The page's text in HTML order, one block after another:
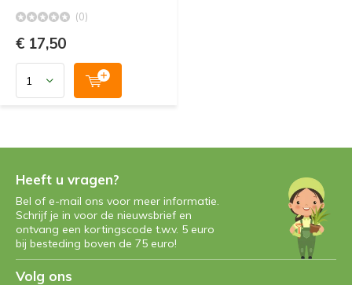
(0)
€ 17,50
Heeft u vragen?
Bel of e-mail ons voor meer informatie.
Schrijf je in voor de nieuwsbrief en
ontvang een kortingscode t.w.v. 5 euro
bij besteding boven de 75 euro!
Volg ons